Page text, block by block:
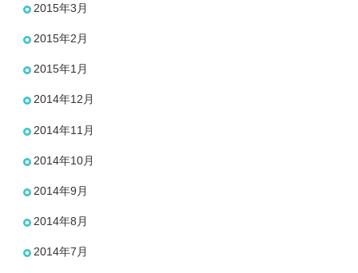
2015年3月
2015年2月
2015年1月
2014年12月
2014年11月
2014年10月
2014年9月
2014年8月
2014年7月